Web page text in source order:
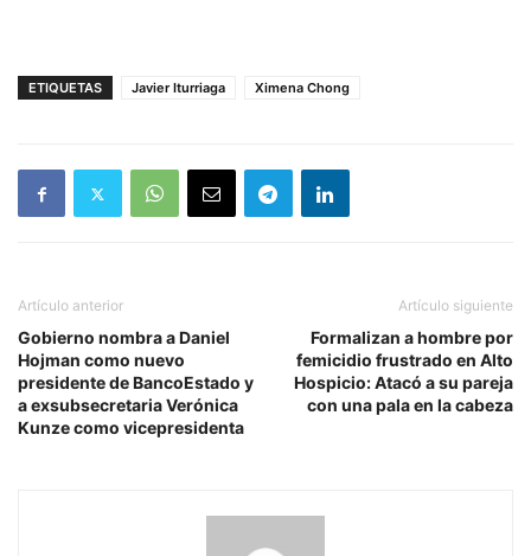
ETIQUETAS Javier Iturriaga Ximena Chong
Artículo anterior
Gobierno nombra a Daniel
Hojman como nuevo
presidente de BancoEstado y
a exsubsecretaria Verónica
Kunze como vicepresidenta
Artículo siguiente
Formalizan a hombre por
femicidio frustrado en Alto
Hospicio: Atacó a su pareja
con una pala en la cabeza